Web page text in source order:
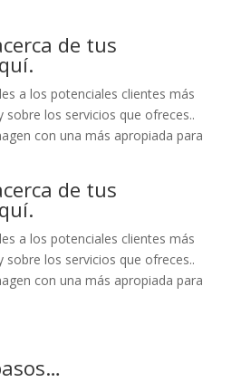
de tus
a los potenciales clientes más
sobre los servicios que ofreces..
con una más apropiada para
de tus
a los potenciales clientes más
sobre los servicios que ofreces..
con una más apropiada para